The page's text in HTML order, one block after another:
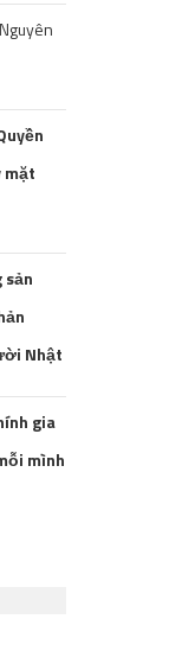
mặt
sản
Nhật
gia
mình